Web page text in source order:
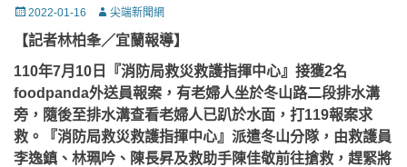
Posted
2022-01-16 Autor尖端新聞網
【記者林柏夆／宜蘭報導】
110年7月10日『消防局救災救護指揮中心』接獲2名
foodpanda外送員報案，有老婦人坐於冬山路二段排水溝
旁，隨後至排水溝查看老婦人已趴於水面，打119報案求
救。『消防局救災救護指揮中心』派遣冬山分隊，由救護員
李逸鎮、林珮吟、陳長昇及救助手陳佳敬前往搶救，趕緊將